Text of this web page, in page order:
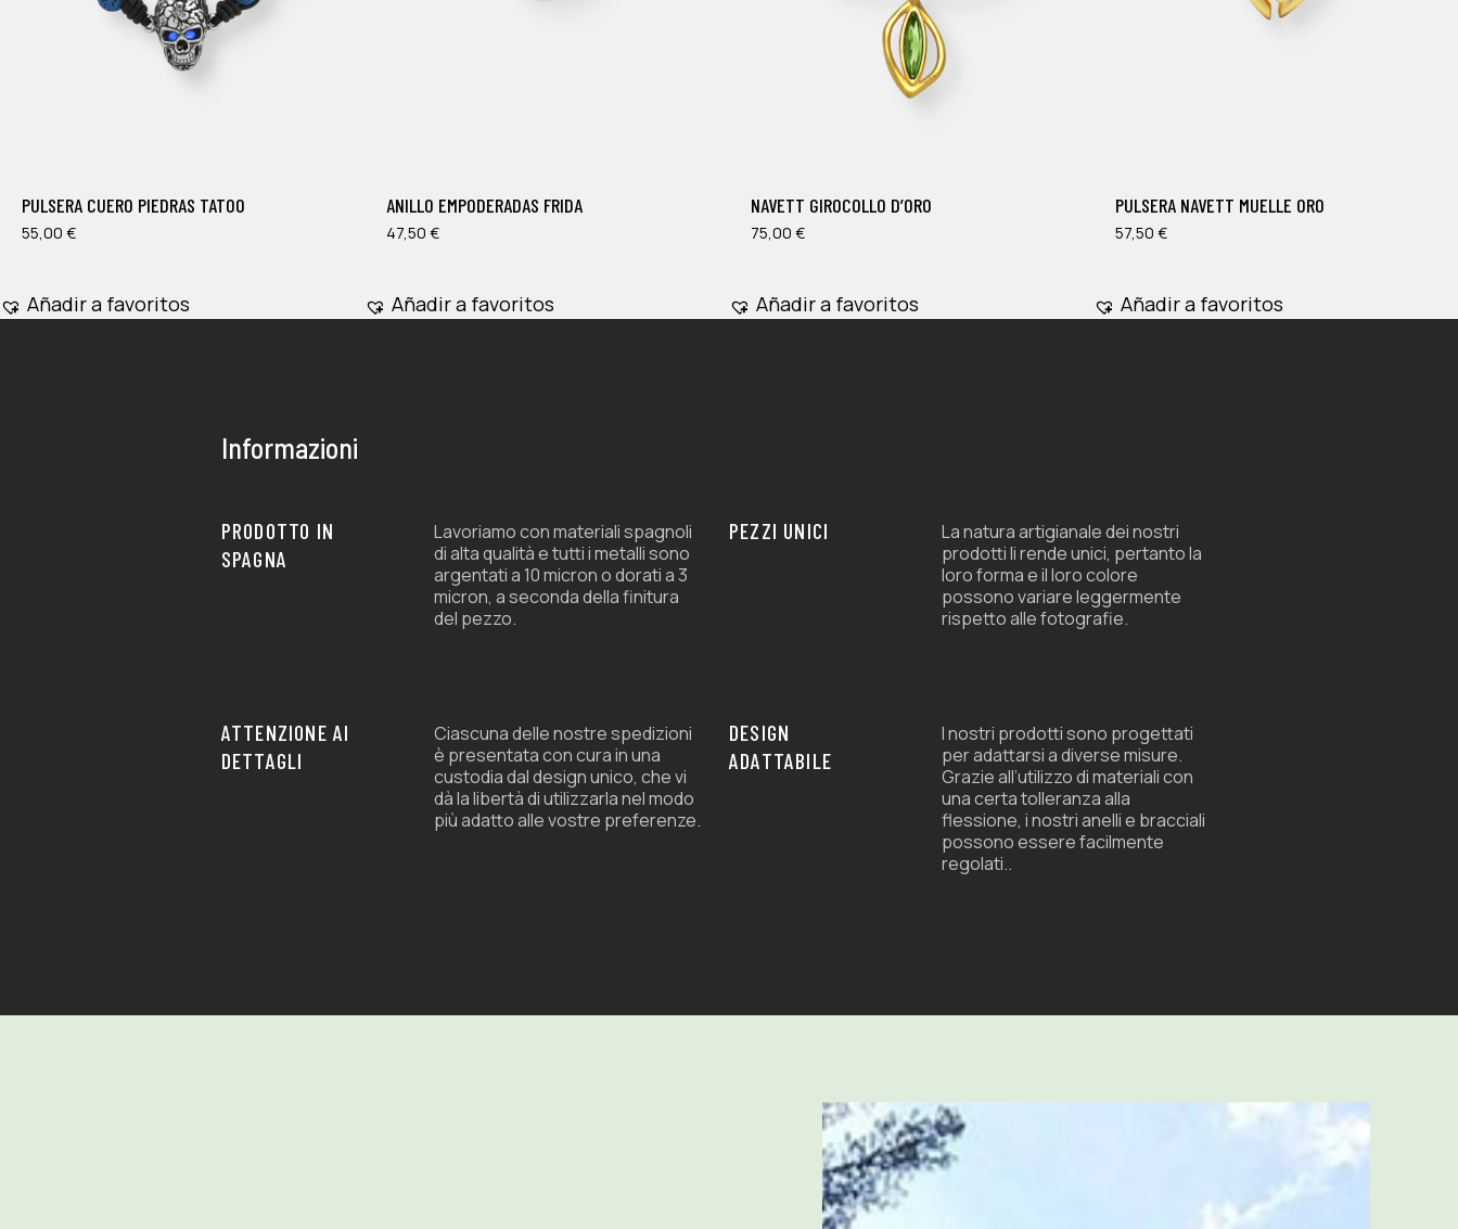
variantes.
Las
pueden
PULSERA CUERO PIEDRAS TATOO
55,00 €
Añadir a favoritos
ANILLO EMPODERADAS FRIDA
47,50 €
Añadir a favoritos
variantes.
Las
pueden
NAVETT GIROCOLLO D’ORO
75,00 €
Añadir a favoritos
variantes.
Las
pueden
PULSERA NAVETT MUELLE ORO
57,50 €
Añadir a favoritos
Informazioni
PRODOTTO IN
SPAGNA
Lavoriamo con materiali spagnoli
di alta qualità e tutti i metalli sono
argentati a 10 micron o dorati a 3
micron, a seconda della finitura
del pezzo.
ATTENZIONE AI
DETTAGLI
Ciascuna delle nostre spedizioni
è presentata con cura in una
custodia dal design unico, che vi
dà la libertà di utilizzarla nel modo
più adatto alle vostre preferenze.
PEZZI UNICI
La natura artigianale dei nostri
prodotti li rende unici, pertanto la
loro forma e il loro colore
possono variare leggermente
rispetto alle fotografie.
DESIGN
ADATTABILE
I nostri prodotti sono progettati
per adattarsi a diverse misure.
Grazie all’utilizzo di materiali con
una certa tolleranza alla
flessione, i nostri anelli e bracciali
possono essere facilmente
regolati..